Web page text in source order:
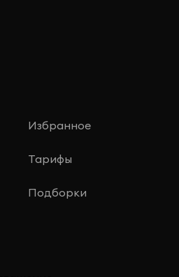
Избранное
Тарифы
Подборки